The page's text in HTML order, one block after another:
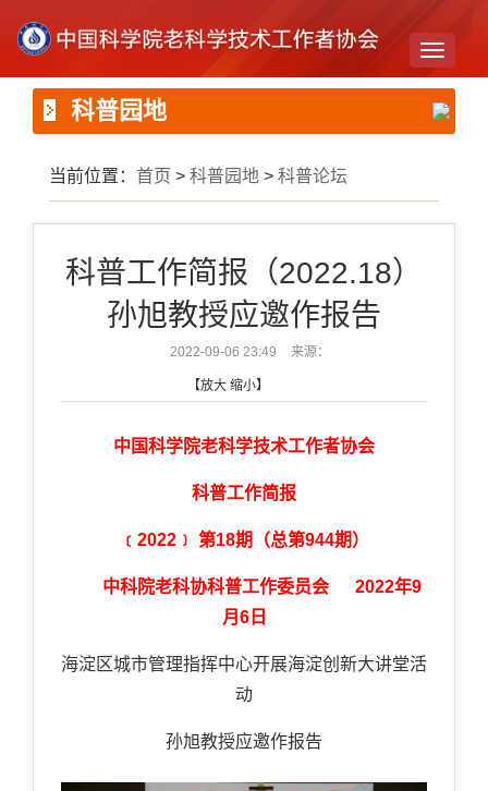
Toggle
科普园地
当前位置： 首页 > 科普园地 > 科普论坛
科普工作简报（2022.18）
孙旭教授应邀作报告
2022-09-06 23:49 来源：
【放大 缩小】
中国科学院老科学技术工作者协会
科普工作简报
﹝ 2022﹞ 第18期（总第944期）
中科院老科协科普工作委员会 2022年9
月 6日
海淀区城市管理指挥中心开展海淀创新大讲堂活
动
孙旭教授应邀作报告